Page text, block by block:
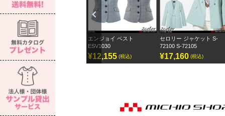
ous
セロリー 長袖ブラウス S-
73272
¥7,150
エンジョイ ベスト
ESV1030
¥12,155 (税込)
セロリー ジャケット S-
72100 S-72105
¥17,160 (税込)